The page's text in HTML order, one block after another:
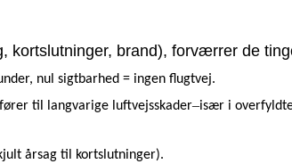
kortslutninger, brand), forværrer de
nul sigtbarhed = ingen flugtvej.
til langvarige luftvejsskader–især i
årsag til kortslutninger).